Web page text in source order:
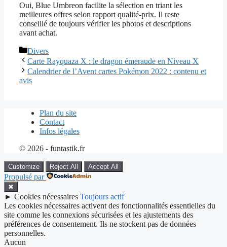
Oui, Blue Umbreon facilite la sélection en triant les
meilleures offres selon rapport qualité-prix. Il reste
conseillé de toujours vérifier les photos et descriptions
avant achat.
Catégories
Divers
Carte Rayquaza X : le dragon émeraude en Niveau X
Calendrier de l’Avent cartes Pokémon 2022 : contenu et
avis
Plan du site
Contact
Infos légales
© 2026 - funtastik.fr
Customize Reject All Accept All
Propulsé par
✖
► Cookies nécessaires Toujours actif
Les cookies nécessaires activent des fonctionnalités essentielles du
site comme les connexions sécurisées et les ajustements des
préférences de consentement. Ils ne stockent pas de données
personnelles.
Aucun